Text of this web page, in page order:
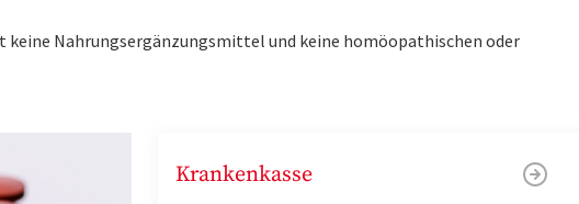
keine Nahrungsergänzungsmittel und keine homöopathischen oder
Krankenkasse